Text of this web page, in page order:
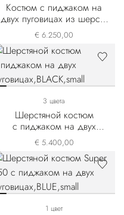
Костюм с пиджаком на
двух пуговицах из шерсти
и шелка
€ 6.250,00
3 цвета
Шерстяной костюм
с пиджаком на двух
пуговицах
€ 5.400,00
1 цвет